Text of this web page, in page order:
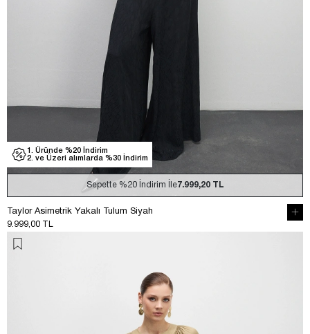
1. Üründe %20 İndirim
2. ve Üzeri alımlarda %30 İndirim
Sepette %20 İndirim İle7.999,20 TL
Taylor Asimetrik Yakalı Tulum Siyah
9.999,00 TL